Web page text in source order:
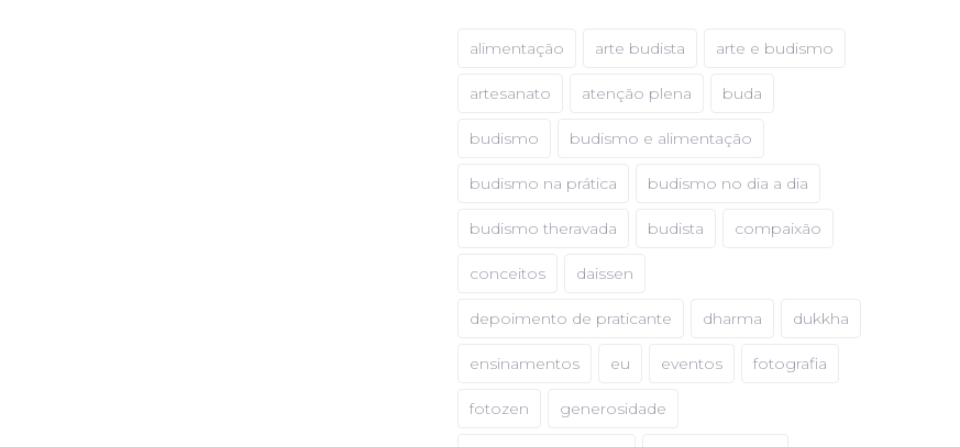
alimentação arte budista arte e budismo
artesanato atenção plena buda
budismo budismo e alimentação
budismo na prática budismo no dia a dia
budismo theravada budista compaixão
conceitos daissen
depoimento de praticante dharma dukkha
ensinamentos eu eventos fotografia
fotozen generosidade